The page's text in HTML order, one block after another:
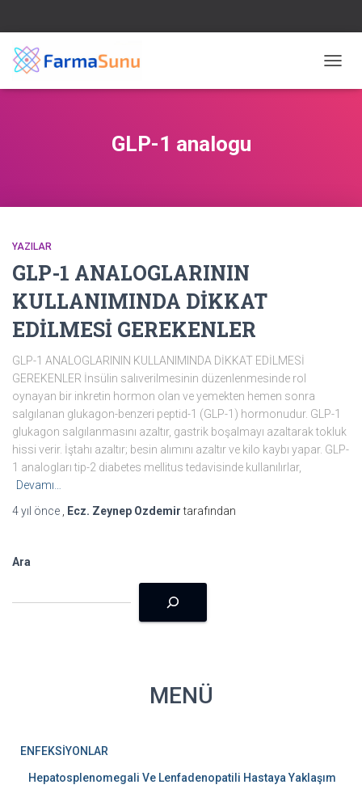
AÇ/
GLP-1 analogu
YAZILAR
GLP-1 ANALOGLARININ
KULLANIMINDA DİKKAT
EDİLMESİ GEREKENLER
GLP-1 ANALOGLARININ KULLANIMINDA DİKKAT EDİLMESİ
GEREKENLER İnsülin salıverilmesinin düzenlenmesinde rol
oynayan bir inkretin hormon olan ve yemekten hemen sonra
salgılanan glukagon-benzeri peptid-1 (GLP-1) hormonudur. GLP-1
glukagon salgılanmasını azaltır, gastrik boşalmayı azaltarak tokluk
hissi verir. İştahı azaltır; besin alımını azaltır ve kilo kaybı yapar. GLP-
1 analogları tip-2 diabetes mellitus tedavisinde kullanılırlar,
Devamı…
4 yıl önce Ecz. Zeynep Ozdemirtarafından
Ara
MENÜ
ENFEKSİYONLAR
Hepatosplenomegali Ve Lenfadenopatili Hastaya Yaklaşım